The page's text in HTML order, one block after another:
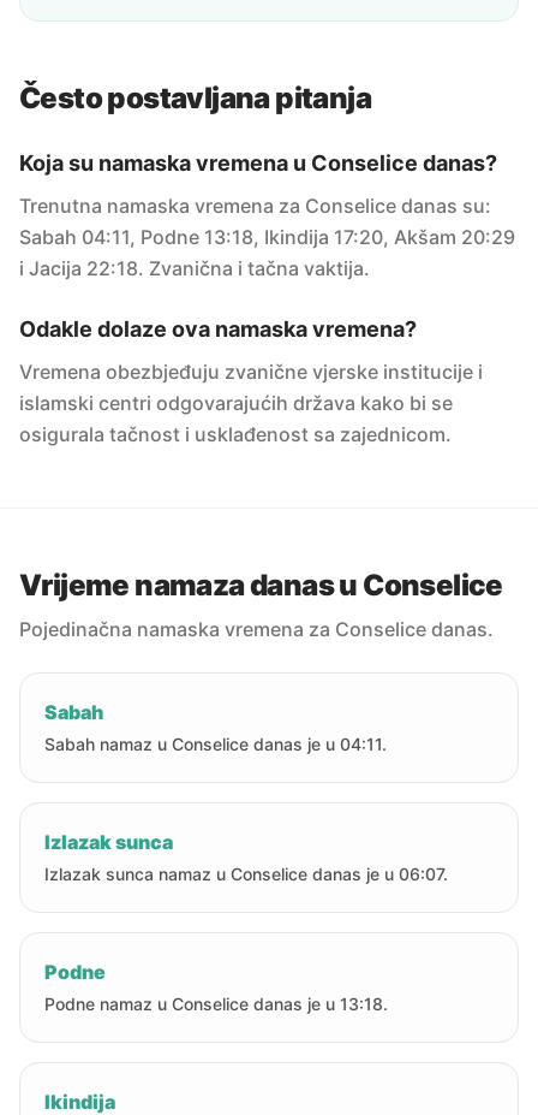
Često postavljana pitanja
Koja su namaska vremena u Conselice danas?
Trenutna namaska vremena za Conselice danas su:
Sabah 04:11, Podne 13:18, Ikindija 17:20, Akšam 20:29
i Jacija 22:18. Zvanična i tačna vaktija.
Odakle dolaze ova namaska vremena?
Vremena obezbjeđuju zvanične vjerske institucije i
islamski centri odgovarajućih država kako bi se
osigurala tačnost i usklađenost sa zajednicom.
Vrijeme namaza danas u Conselice
Pojedinačna namaska vremena za Conselice danas.
Sabah
Sabah namaz u Conselice danas je u 04:11.
Izlazak sunca
Izlazak sunca namaz u Conselice danas je u 06:07.
Podne
Podne namaz u Conselice danas je u 13:18.
Ikindija